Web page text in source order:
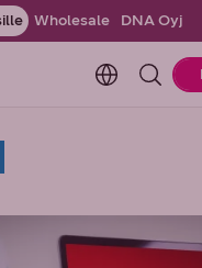
Wholesale DNA Oyj
Change